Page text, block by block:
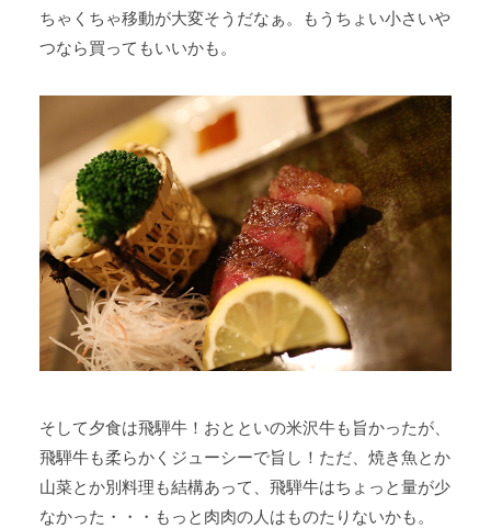
ちゃくちゃ移動が大変そうだなぁ。もうちょい小さいや
つなら買ってもいいかも。
そして夕食は飛騨牛！おとといの米沢牛も旨かったが、
飛騨牛も柔らかくジューシーで旨し！ただ、焼き魚とか
山菜とか別料理も結構あって、飛騨牛はちょっと量が少
なかった・・・もっと肉肉の人はものたりないかも。